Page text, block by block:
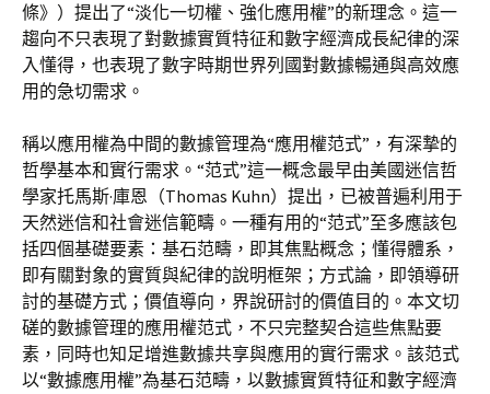
條》）提出了“淡化一切權、強化應用權”的新理念。這一
趨向不只表現了對數據實質特征和數字經濟成長紀律的深
入懂得，也表現了數字時期世界列國對數據暢通與高效應
用的急切需求。
稱以應用權為中間的數據管理為“應用權范式”，有深摯的
哲學基本和實行需求。“范式”這一概念最早由美國迷信哲
學家托馬斯·庫恩（Thomas Kuhn）提出，已被普遍利用于
天然迷信和社會迷信範疇。一種有用的“范式”至多應該包
括四個基礎要素：基石范疇，即其焦點概念；懂得體系，
即有關對象的實質與紀律的說明框架；方式論，即領導研
討的基礎方式；價值導向，界說研討的價值目的。本文切
磋的數據管理的應用權范式，不只完整契合這些焦點要
素，同時也知足增進數據共享與應用的實行需求。該范式
以“數據應用權”為基石范疇，以數據實質特征和數字經濟